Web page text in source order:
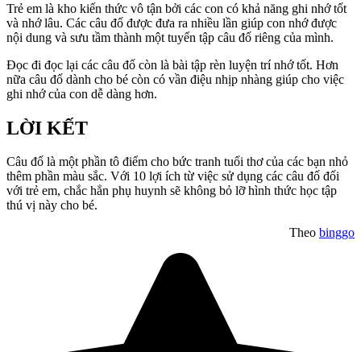
Trẻ em là kho kiến thức vô tận bởi các con có khả năng ghi nhớ tốt
và nhớ lâu. Các câu đố được đưa ra nhiều lần giúp con nhớ được
nội dung và sưu tầm thành một tuyển tập câu đố riêng của mình.
Đọc đi đọc lại các câu đố còn là bài tập rèn luyện trí nhớ tốt. Hơn
nữa câu đố dành cho bé còn có vần điệu nhịp nhàng giúp cho việc
ghi nhớ của con dễ dàng hơn.
LỜI KẾT
Câu đố là một phần tô điểm cho bức tranh tuổi thơ của các bạn nhỏ
thêm phần màu sắc. Với 10 lợi ích từ việc sử dụng các câu đố đối
với trẻ em, chắc hẳn phụ huynh sẽ không bỏ lỡ hình thức học tập
thú vị này cho bé.
Theo binggo